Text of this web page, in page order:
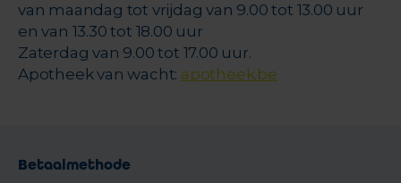
van maandag tot vrijdag van 9.00 tot 13.00 uur
en van 13.30 tot 18.00 uur
Zaterdag van 9.00 tot 17.00 uur.
Apotheek van wacht: apotheek.be
Betaalmethode